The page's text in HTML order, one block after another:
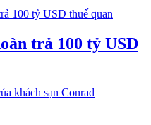
trả 100 tỷ USD